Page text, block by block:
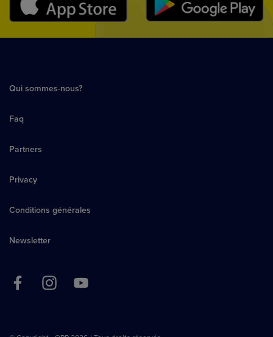
Qui sommes-nous?
Faq
Partners
Privacy
Conditions générales
Newsletter